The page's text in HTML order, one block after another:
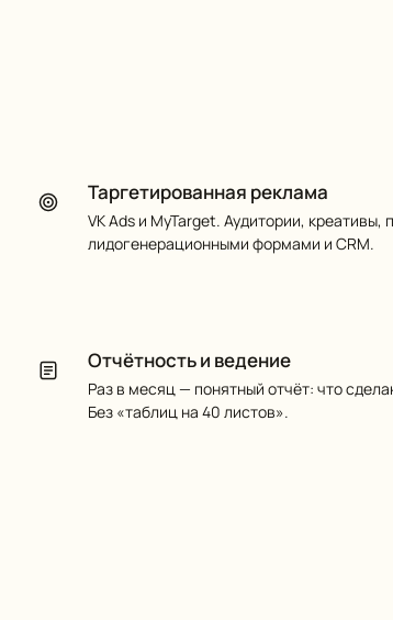
Таргетированная реклама
VK Ads и MyTarget. Аудитории, креативы,
лидогенерационными формами и CRM.
Отчётность и ведение
Раз в месяц — понятный отчёт: что
Без «таблиц на 40 листов».